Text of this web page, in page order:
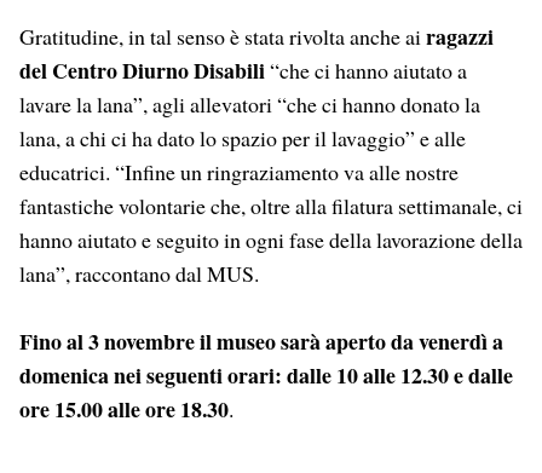
Gratitudine, in tal senso è stata rivolta anche ai ragazzi
del Centro Diurno Disabili“che ci hanno aiutato a
lavare la lana”, agli allevatori “che ci hanno donato la
lana, a chi ci ha dato lo spazio per il lavaggio” e alle
educatrici. “Infine un ringraziamento va alle nostre
fantastiche volontarie che, oltre alla filatura settimanale, ci
hanno aiutato e seguito in ogni fase della lavorazione della
lana”, raccontano dal MUS.
Fino al 3 novembre il museo sarà aperto da venerdì a
domenica nei seguenti orari: dalle 10 alle 12.30 e dalle
ore 15.00 alle ore 18.30.